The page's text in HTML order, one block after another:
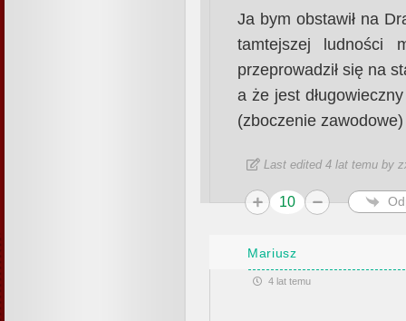
Ja bym obstawił na
tamtejszej ludności
przeprowadził się na
a że jest
(zboczenie
Last edited 4 lat temu by
10
Mariusz
4 lat temu